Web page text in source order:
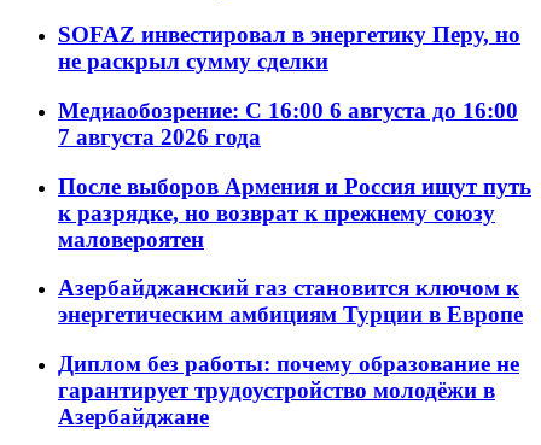
SOFAZ инвестировал в энергетику Перу, но
не раскрыл сумму сделки
Медиаобозрение: С 16:00 6 августа до 16:00
7 августа 2026 года
После выборов Армения и Россия ищут путь
к разрядке, но возврат к прежнему союзу
маловероятен
Азербайджанский газ становится ключом к
энергетическим амбициям Турции в Европе
Диплом без работы: почему образование не
гарантирует трудоустройство молодёжи в
Азербайджане